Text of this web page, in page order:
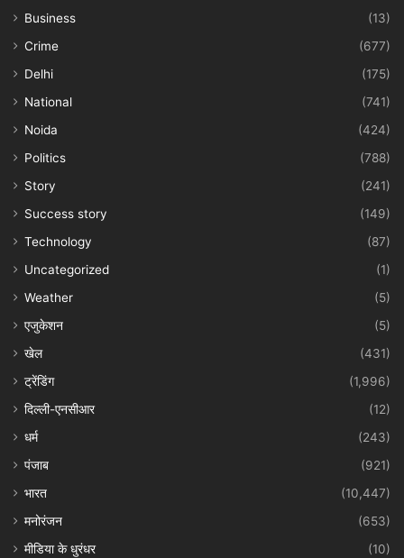
Business
(13)
Crime
(677)
Delhi
(175)
National
(741)
Noida
(424)
Politics
(788)
Story
(241)
Success story
(149)
Technology
(87)
Uncategorized
(1)
Weather
(5)
एजुकेशन
(5)
खेल
(431)
ट्रेंडिंग
(1,996)
दिल्ली-एनसीआर
(12)
धर्म
(243)
पंजाब
(921)
भारत
(10,447)
मनोरंजन
(653)
मीडिया के धुरंधर
(10)